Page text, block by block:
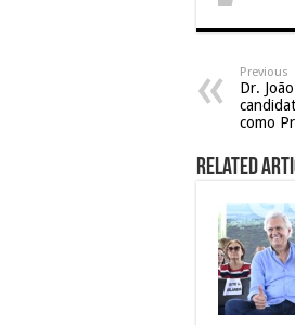
Previous
Dr.
como
Related